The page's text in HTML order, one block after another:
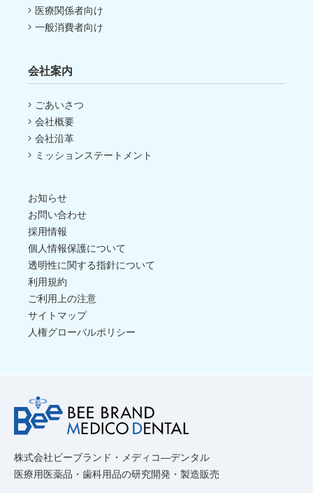
医療関係者向け
一般消費者向け
会社案内
ごあいさつ
会社概要
会社沿革
ミッションステートメント
お知らせ
お問い合わせ
採用情報
個人情報保護について
透明性に関する指針について
利用規約
ご利用上の注意
サイトマップ
人権グローバルポリシー
株式会社ビーブランド・メディコ―デンタル
医療用医薬品・歯科用品の研究開発・製造販売